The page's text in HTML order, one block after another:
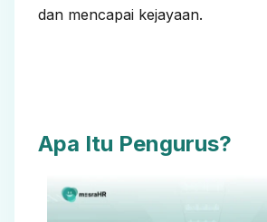
dan mencapai kejayaan.
Apa Itu Pengurus?